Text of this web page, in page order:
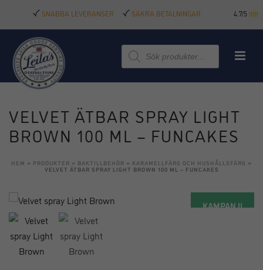
SNABBA LEVERANSER SÄKRA BETALNINGAR 4.7/5
Produktsökning
VELVET ÄTBAR SPRAY LIGHT
BROWN 100 ML – FUNCAKES
HEM » PRODUKTER » BAKTILLBEHÖR » KARAMELLFÄRG OCH HUSHÅLLSFÄRG »
VELVET ÄTBAR SPRAY LIGHT BROWN 100 ML – FUNCAKES
KAMPANJ!